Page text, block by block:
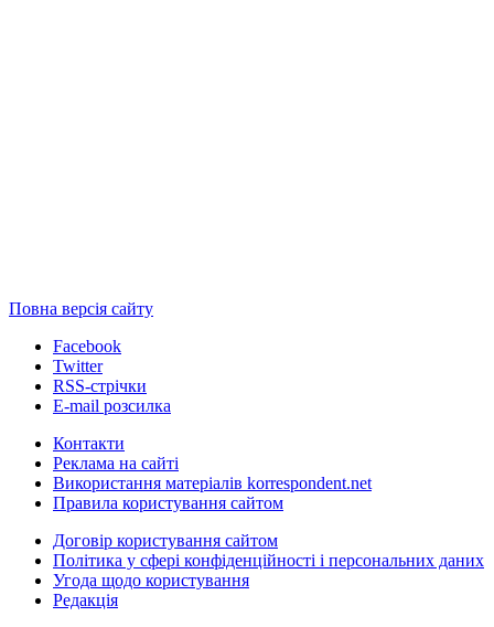
Повна версія сайту
Facebook
Twitter
RSS-стрічки
E-mail розсилка
Контакти
Реклама на сайті
Використання матеріалів korrespondent.net
Правила користування сайтом
Договір користування сайтом
Політика у сфері конфіденційності і персональних даних
Угода щодо користування
Редакція